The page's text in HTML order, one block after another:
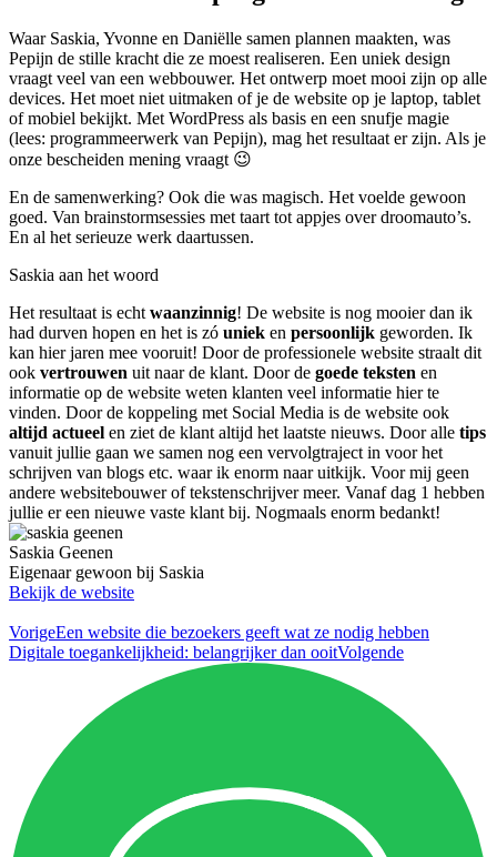
Waar Saskia, Yvonne en Daniëlle samen plannen maakten, was
Pepijn de stille kracht die ze moest realiseren. Een uniek design
vraagt veel van een webbouwer. Het ontwerp moet mooi zijn op alle
devices. Het moet niet uitmaken of je de website op je laptop, tablet
of mobiel bekijkt. Met WordPress als basis en een snufje magie
(lees: programmeerwerk van Pepijn), mag het resultaat er zijn. Als je
onze bescheiden mening vraagt 😉
En de samenwerking? Ook die was magisch. Het voelde gewoon
goed. Van brainstormsessies met taart tot appjes over droomauto’s.
En al het serieuze werk daartussen.
Saskia aan het woord
Het resultaat is echt waanzinnig! De website is nog mooier dan ik
had durven hopen en het is zó uniek en persoonlijk geworden. Ik
kan hier jaren mee vooruit! Door de professionele website straalt dit
ook vertrouwen uit naar de klant. Door de goede teksten en
informatie op de website weten klanten veel informatie hier te
vinden. Door de koppeling met Social Media is de website ook
altijd actueel en ziet de klant altijd het laatste nieuws. Door alle tips
vanuit jullie gaan we samen nog een vervolgtraject in voor het
schrijven van blogs etc. waar ik enorm naar uitkijk. Voor mij geen
andere websitebouwer of tekstenschrijver meer. Vanaf dag 1 hebben
jullie er een nieuwe vaste klant bij. Nogmaals enorm bedankt!
Saskia Geenen
Eigenaar gewoon bij Saskia
Bekijk de website
VorigeEen website die bezoekers geeft wat ze nodig hebben
Digitale toegankelijkheid: belangrijker dan ooitVolgende